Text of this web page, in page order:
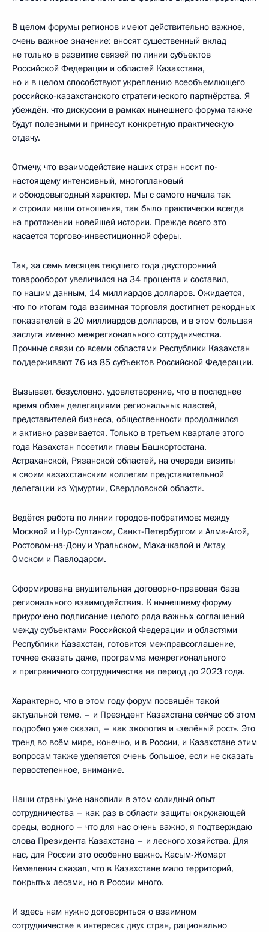
В целом форумы регионов имеют действительно важное,
очень важное значение: вносят существенный вклад
не только в развитие связей по линии субъектов
Российской Федерации и областей Казахстана,
но и в целом способствуют укреплению всеобъемлющего
российско-казахстанского стратегического партнёрства. Я
убеждён, что дискуссии в рамках нынешнего форума также
будут полезными и принесут конкретную практическую
отдачу.
Отмечу, что взаимодействие наших стран носит по-
настоящему интенсивный, многоплановый
и обоюдовыгодный характер. Мы с самого начала так
и строили наши отношения, так было практически всегда
на протяжении новейшей истории. Прежде всего это
касается торгово-инвестиционной сферы.
Так, за семь месяцев текущего года двусторонний
товарооборот увеличился на 34 процента и составил,
по нашим данным, 14 миллиардов долларов. Ожидается,
что по итогам года взаимная торговля достигнет рекордных
показателей в 20 миллиардов долларов, и в этом большая
заслуга именно межрегионального сотрудничества.
Прочные связи со всеми областями Республики Казахстан
поддерживают 76 из 85 субъектов Российской Федерации.
Вызывает, безусловно, удовлетворение, что в последнее
время обмен делегациями региональных властей,
представителей бизнеса, общественности продолжился
и активно развивается. Только в третьем квартале этого
года Казахстан посетили главы Башкортостана,
Астраханской, Рязанской областей, на очереди визиты
к своим казахстанским коллегам представительной
делегации из Удмуртии, Свердловской области.
Ведётся работа по линии городов-побратимов: между
Москвой и Нур-Султаном, Санкт-Петербургом и Алма-Атой,
Ростовом-на-Дону и Уральском, Махачкалой и Актау,
Омском и Павлодаром.
Сформирована внушительная договорно-правовая база
регионального взаимодействия. К нынешнему форуму
приурочено подписание целого ряда важных соглашений
между субъектами Российской Федерации и областями
Республики Казахстан, готовится межправсоглашение,
точнее сказать даже, программа межрегионального
и приграничного сотрудничества на период до 2023 года.
Характерно, что в этом году форум посвящён такой
актуальной теме, – и Президент Казахстана сейчас об этом
подробно уже сказал, – как экология и «зелёный рост». Это
тренд во всём мире, конечно, и в России, и Казахстане этим
вопросам также уделяется очень большое, если не сказать
первостепенное, внимание.
Наши страны уже накопили в этом солидный опыт
сотрудничества – как раз в области защиты окружающей
среды, водного – что для нас очень важно, я подтверждаю
слова Президента Казахстана – и лесного хозяйства. Для
нас, для России это особенно важно. Касым-Жомарт
Кемелевич сказал, что в Казахстане мало территорий,
покрытых лесами, но в России много.
И здесь нам нужно договориться о взаимном
сотрудничестве в интересах двух стран, рационально